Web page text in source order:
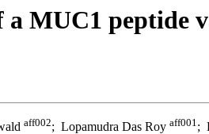
MUC1 peptide
aff002; Lopamudra Das Roy aff001 ;